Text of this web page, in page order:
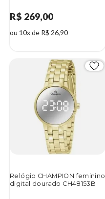
R$ 269,00
ou 10x de R$ 26,90
Relógio CHAMPION feminino
digital dourado CH48153B